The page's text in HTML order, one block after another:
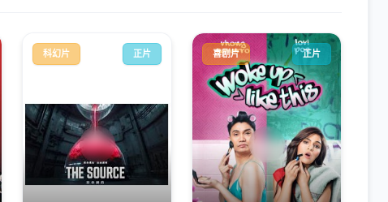
科幻片 正片 喜剧片 正片